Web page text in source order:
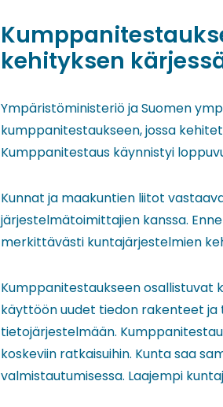
kehityksen
Ympäristöministeriö ja Suomen
kumppanitestaukseen, jossa
Kumppanitestaus käynnistyi
Kunnat ja maakuntien liitot
järjestelmätoimittajien kanssa.
merkittävästi kuntajärjestelmien
Kumppanitestaukseen osallistuvat
käyttöön uudet tiedon rakenteet
tietojärjestelmään.
koskeviin ratkaisuihin. Kunta saa
valmistautumisessa. Laajempi